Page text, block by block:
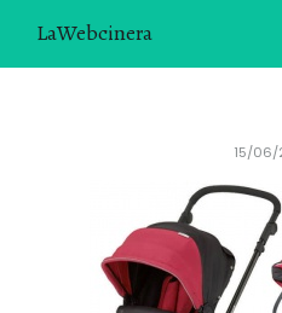
LaWebcinera
CONTACTO
SOBRE MÍ
15/06/